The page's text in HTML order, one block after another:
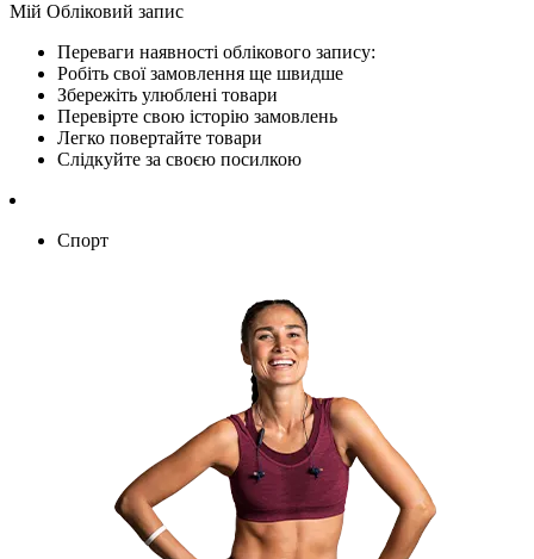
Мій Обліковий запис
Переваги наявності облікового запису:
Робіть свої замовлення ще швидше
Збережіть улюблені товари
Перевірте свою історію замовлень
Легко повертайте товари
Слідкуйте за своєю посилкою
Спорт